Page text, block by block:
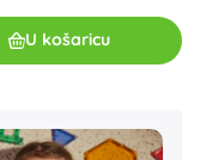
U košaricu